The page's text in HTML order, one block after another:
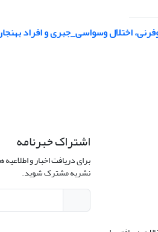
اختلال وسواسی_جبری و افراد
اشتراک خبرنامه
برای دریافت اخبار و
نشریه مشترک شوید.